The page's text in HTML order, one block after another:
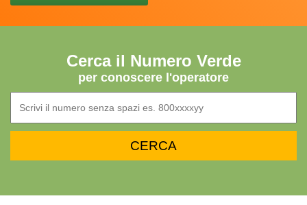
Cerca il Numero Verde
per conoscere l'operatore